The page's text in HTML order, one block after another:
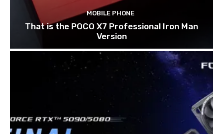
MOBILE PHONE
That is the POCO X7 Professional Iron Man
Version